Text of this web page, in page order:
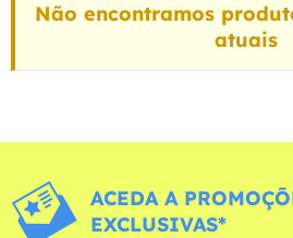
Não encontramos
atuais
ACEDA A
EXCLUSIVAS*